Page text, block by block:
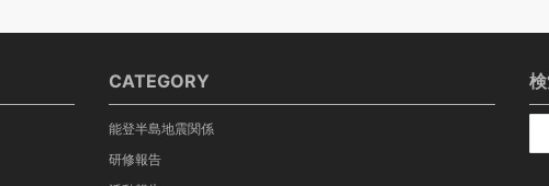
CATEGORY
能登半島地震関係
研修報告